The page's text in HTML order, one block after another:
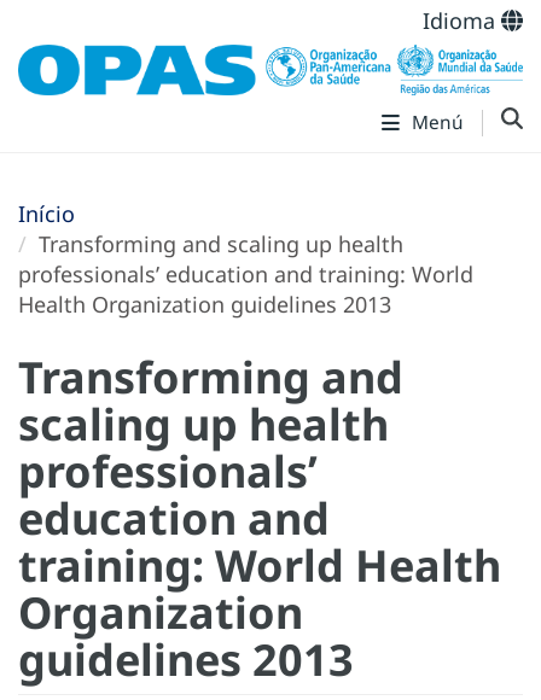
Idioma
Menú
Início
Transforming and scaling up health
professionals’ education and training: World
Health Organization guidelines 2013
Transforming and
scaling up health
professionals’
education and
training: World Health
Organization
guidelines 2013